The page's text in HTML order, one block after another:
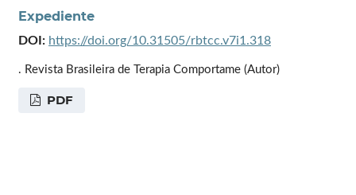
Expediente
DOI: https://doi.org/10.31505/rbtcc.v7i1.318
. Revista Brasileira de Terapia Comportame (Autor)
PDF